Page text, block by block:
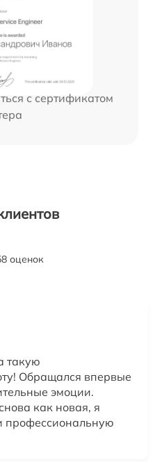
с сертификатом
оценок
такую
Обращался впервые
эмоции.
как новая, я
профессиональную